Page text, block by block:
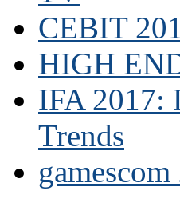
CEBIT
HIGH
IFA 2017:
Trends